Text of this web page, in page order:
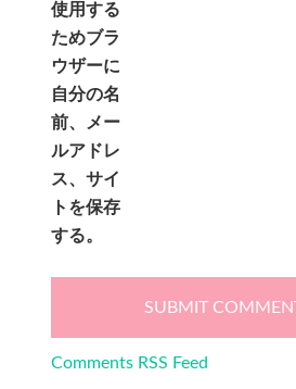
使用する
ためブラ
ウザーに
自分の名
前、メー
ルアドレ
ス、サイ
トを保存
する。
Comments RSS Feed